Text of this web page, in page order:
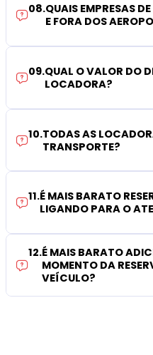
08.QUAIS EMPRESAS
E FORA DOS
09.QUAL O VALOR DO
LOCADORA?
10.TODAS AS
TRANSPORTE?
11.É MAIS BARATO
LIGANDO PARA O
12.É MAIS BARATO
MOMENTO DA
VEÍCULO?